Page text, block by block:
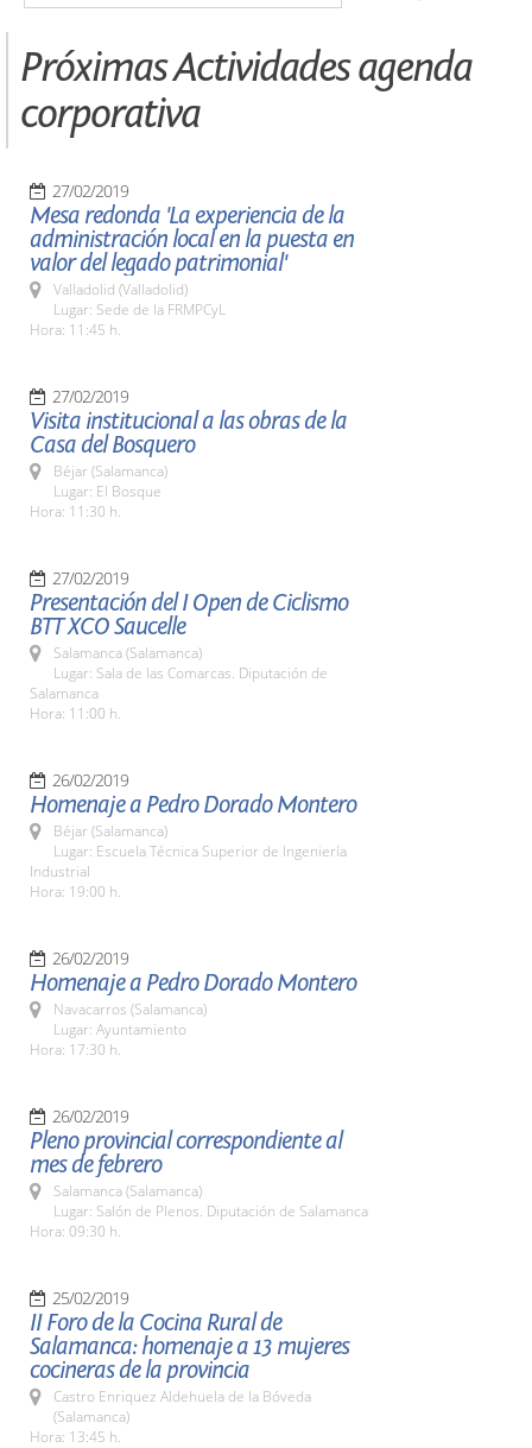
Próximas Actividades agenda
corporativa
27/02/2019
Mesa redonda 'La experiencia de la
administración local en la puesta en
valor del legado patrimonial'
Valladolid (Valladolid)
Lugar: Sede de la FRMPCyL
Hora: 11:45 h.
27/02/2019
Visita institucional a las obras de la
Casa del Bosquero
Béjar (Salamanca)
Lugar: El Bosque
Hora: 11:30 h.
27/02/2019
Presentación del I Open de Ciclismo
BTT XCO Saucelle
Salamanca (Salamanca)
Lugar: Sala de las Comarcas. Diputación de
Salamanca
Hora: 11:00 h.
26/02/2019
Homenaje a Pedro Dorado Montero
Béjar (Salamanca)
Lugar: Escuela Técnica Superior de Ingeniería
Industrial
Hora: 19:00 h.
26/02/2019
Homenaje a Pedro Dorado Montero
Navacarros (Salamanca)
Lugar: Ayuntamiento
Hora: 17:30 h.
26/02/2019
Pleno provincial correspondiente al
mes de febrero
Salamanca (Salamanca)
Lugar: Salón de Plenos. Diputación de Salamanca
Hora: 09:30 h.
25/02/2019
II Foro de la Cocina Rural de
Salamanca: homenaje a 13 mujeres
cocineras de la provincia
Castro Enriquez Aldehuela de la Bóveda
(Salamanca)
Hora: 13:45 h.